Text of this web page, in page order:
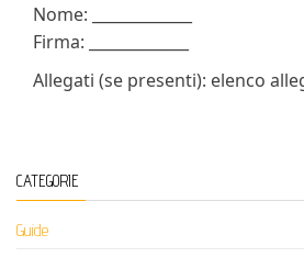
Nome: _____________
Firma: _____________
Allegati (se presenti): elenco
CATEGORIE
Guide